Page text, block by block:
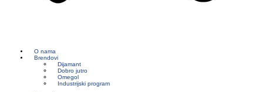
O nama
Brendovi
Dijamant
Dobro jutro
Omegol
Industrijski program